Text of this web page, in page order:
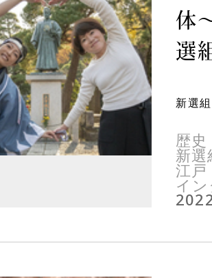
体
選
新選
歴
新選
江戸
イ